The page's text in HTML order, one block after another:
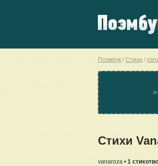
Поэмбук Стихи
⭐
Стихи
vanaroza • 1